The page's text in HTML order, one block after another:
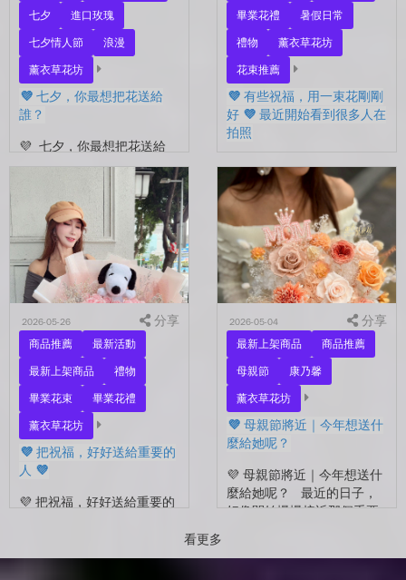
七夕
進口玫瑰
七夕情人節
浪漫
薰衣草花坊
💜 七夕，你最想把花送給
誰？
💜 七夕，你最想把花送給
誰？ 是陪你走過每一天的
另一半，是一直默默支持你
的家人，還是那個努力生活
的自己？ 花，不一定要等
到特別的人才能收到。...
畢業花禮
暑假日常
禮物
薰衣草花坊
花束推薦
💜 有些祝福，用一束花剛剛
好 💜 最近開始看到很多人在
拍照
💜 有些祝福，用一束花剛剛
好 💜 最近開始看到很多人
在拍照📷 穿著學士服、抱著
花束，笑著紀錄這段重要的
時光🤍 一路走到現在，一
定有很多不容易。 熬過考
試...
2026-05-26 分享
商品推薦
最新活動
最新上架商品
禮物
畢業花束
畢業花禮
薰衣草花坊
💜 把祝福，好好送給重要的
人 💜
💜 把祝福，好好送給重要的
很多，準備往下一段生活前
2026-05-04 分享
最新上架商品
商品推薦
母親節
康乃馨
薰衣草花坊
💜 母親節將近｜今年想送什
麼給她呢？
💜 母親節將近｜今年想送什
麼給她呢？ 最近的日子，
好像開始慢慢接近那個重要
看更多